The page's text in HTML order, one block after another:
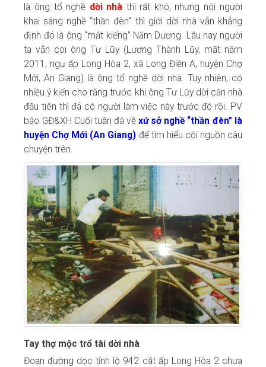
là ông tổ nghề dời nhà thì rất khó, nhưng nói người
khai sáng nghề “thần đèn” thì giới dời nhà vẫn khẳng
định đó là ông “mắt kiếng” Năm Dương. Lâu nay người
ta vẫn coi ông Tư Lũy (Lương Thành Lũy, mất năm
2011, ngụ ấp Long Hòa 2, xã Long Điền A, huyện Chợ
Mới, An Giang) là ông tổ nghề dời nhà. Tuy nhiên, có
nhiều ý kiến cho rằng trước khi ông Tư Lũy dời căn nhà
đầu tiên thì đã có người làm việc này trước đó rồi. PV
báo GĐ&XH Cuối tuần đã vềxứ sở nghề “thần đèn” là
huyện Chợ Mới (An Giang) để tìm hiểu cội nguồn câu
chuyện trên.
Tay thợ mộc trổ tài dời nhà
Đoạn đường dọc tỉnh lộ 942 cắt ấp Long Hòa 2 chưa